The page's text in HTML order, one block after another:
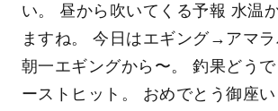
い。 昼から吹いてくる予報 水温
ますね。 今日はエギング→アマラ
朝一エギングから〜。 釣果どう
ーストヒット。 おめでとう御座